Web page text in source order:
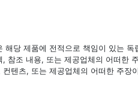
해당 제품에 전적으로 책임이 있는
참조 내용, 또는 제공업체의 어떠한
텐츠, 또는 제공업체의 어떠한 주장